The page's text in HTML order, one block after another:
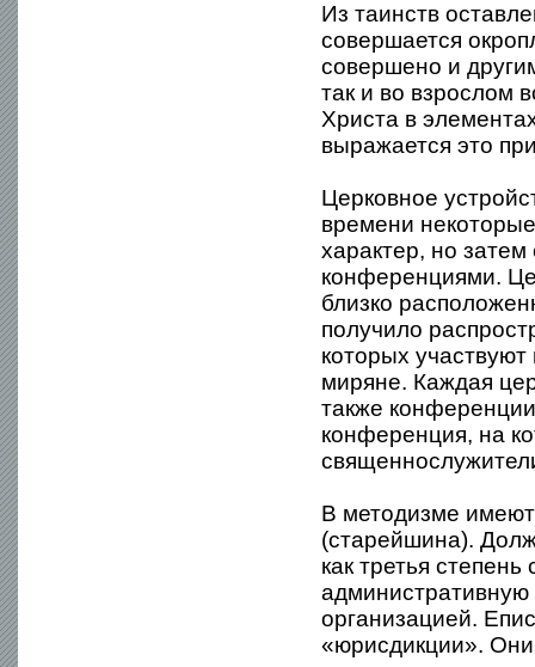
Из таинств
совершается
совершено и
так и во взрослом
Христа в
выражается это
Церковное
времени
характер, но
конференциями.
близко
получило
которых
миряне. Каждая
также
конференция, на
В методизме
(старейшина).
как третья
административную
организацией.
«юрисдикции».